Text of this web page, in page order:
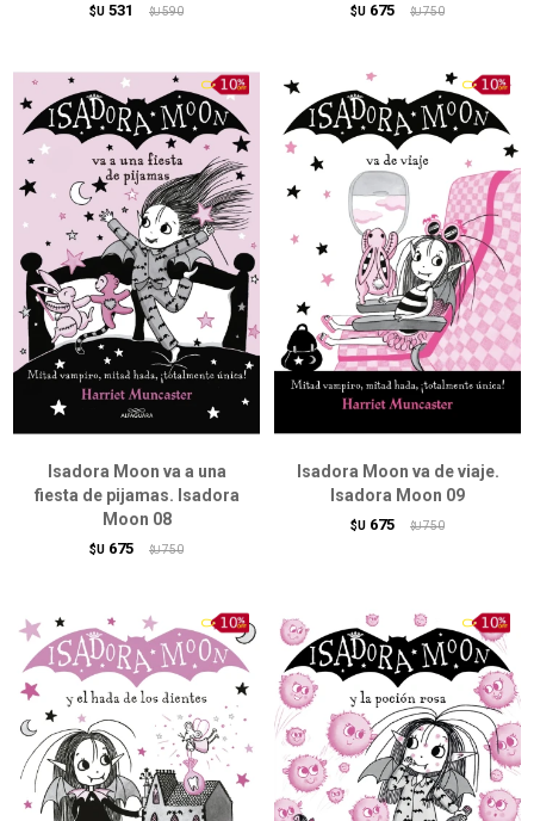
$U 531 $U 590 $U 675 $U 750
Isadora Moon va a una
fiesta de pijamas. Isadora
Moon 08
$U 675 $U 750
Isadora Moon va de viaje.
Isadora Moon 09
$U 675 $U 750